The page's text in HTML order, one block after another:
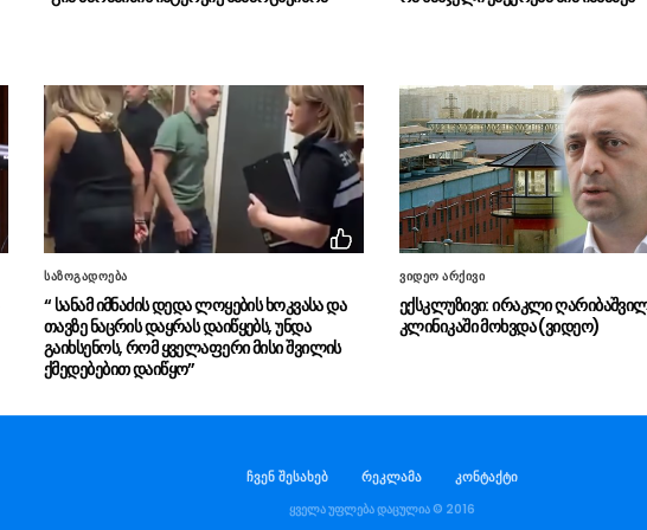
საზოგადოება
“ სანამ იმნაძის დედა ლოყების ხოკვასა და
თავზე ნაცრის დაყრას დაიწყებს, უნდა
გაიხსენოს, რომ ყველაფერი მისი შვილის
ქმედებებით დაიწყო”
ვიდეო არქივი
ექსკლუზივი: ირაკლი
კლინიკაში მოხვდა (ვიდეო)
ჩვენ შესახებ რეკლამა კონტაქტი
ყველა უფლება დაცულია © 2016